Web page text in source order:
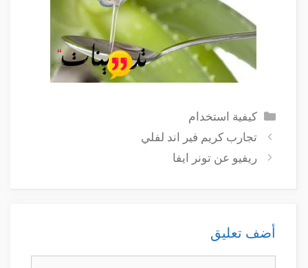
التصنيفات
كيفية استخدام
تجارب كريم فير اند لفلي
ريفيو عن تونر ايفا
أضف تعليق